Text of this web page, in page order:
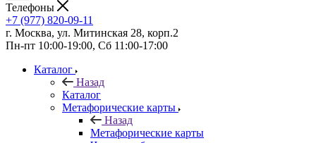
Телефоны
+7 (977) 820-09-11
г. Москва, ул. Митинская 28, корп.2
Пн-пт 10:00-19:00, Сб 11:00-17:00
Каталог
Назад
Каталог
Mетафорические карты
Назад
Mетафорические карты